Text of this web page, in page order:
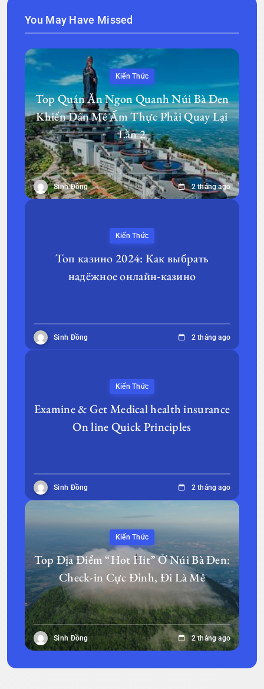
You May Have Missed
Kiến Thức
Top Quán Ăn Ngon Quanh Núi Bà Đen
Khiến Dân Mê Ẩm Thực Phải Quay Lại
Lần 2
Sinh Đồng 2 tháng ago
Kiến Thức
Топ казино 2024: Как выбрать
надёжное онлайн-казино
Sinh Đồng 2 tháng ago
Kiến Thức
Examine & Get Medical health insurance
On line Quick Principles
Sinh Đồng 2 tháng ago
Kiến Thức
Top Địa Điểm “Hot Hit” Ở Núi Bà Đen:
Check-in Cực Đỉnh, Đi Là Mê
Sinh Đồng 2 tháng ago